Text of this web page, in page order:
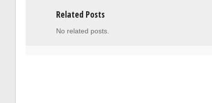
Related Posts
No related posts.